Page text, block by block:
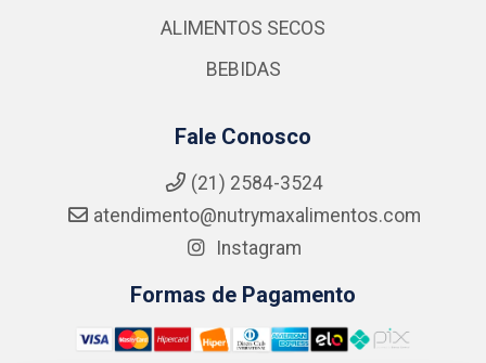
ALIMENTOS SECOS
BEBIDAS
Fale Conosco
(21) 2584-3524
atendimento@nutrymaxalimentos.com
Instagram
Formas de Pagamento